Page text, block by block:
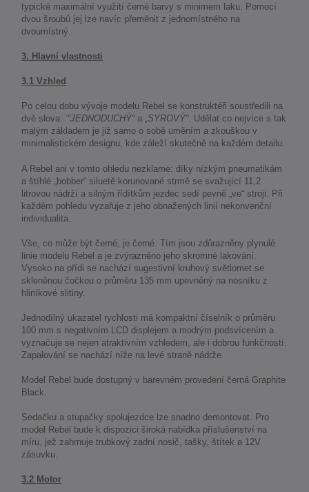
typické maximální využití černé barvy s minimem laku. Pomocí
dvou šroubů jej lze navíc přeměnit z jednomístného na
dvoumístný.
3. Hlavní vlastnosti
3.1 Vzhled
Po celou dobu vývoje modelu Rebel se konstruktéři soustředili na
dvě slova: ‘“JEDNODUCHÝ“a„SYROVÝ“. Udělat co nejvíce s tak
malým základem je již samo o sobě uměním a zkouškou v
minimalistickém designu, kde záleží skutečně na každém detailu.
A Rebel ani v tomto ohledu nezklame: díky nízkým pneumatikám
a štíhlé „bobber“ siluetě korunované strmě se svažující 11,2
litrovou nádrží a silným řídítkům jezdec sedí pevně „ve“ stroji. Při
každém pohledu vyzařuje z jeho obnažených linií nekonvenční
individualita.
Vše, co může být černé, je černé. Tím jsou zdůrazněny plynulé
linie modelu Rebel a je zvýrazněno jeho skromné lakování.
Vysoko na přídi se nachází sugestivní kruhový světlomet se
skleněnou čočkou o průměru 135 mm upevněný na nosníku z
hliníkové slitiny.
Jednodílný ukazatel rychlosti má kompaktní číselník o průměru
100 mm s negativním LCD displejem a modrým podsvícením a
vyznačuje se nejen atraktivním vzhledem, ale i dobrou funkčností.
Zapalování se nachází níže na levé straně nádrže.
Model Rebel bude dostupný v barevném provedení černá Graphite
Black.
Sedačku a stupačky spolujezdce lze snadno demontovat. Pro
model Rebel bude k dispozici široká nabídka příslušenství na
míru, jež zahrnuje trubkový zadní nosič, tašky, štítek a 12V
zásuvku.
3.2 Motor